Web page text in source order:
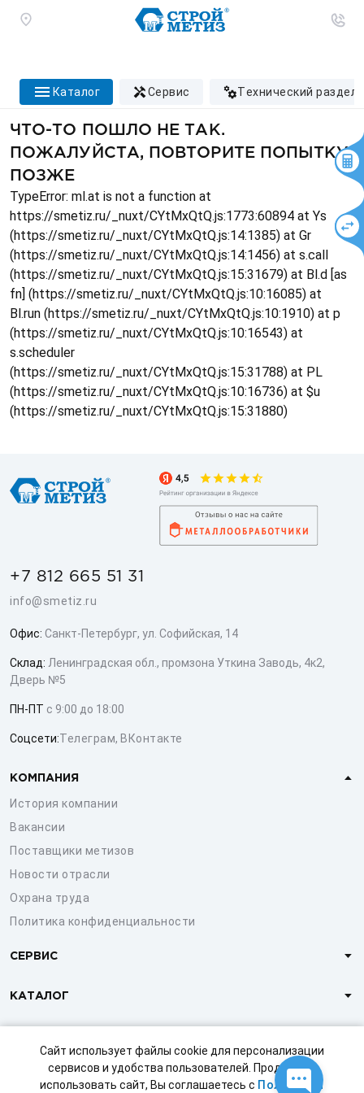
Сайт использует файлы cookie для персонализации
сервисов и удобства пользователей. Продолжая
использовать сайт, Вы соглашаетесь с Политикой
каталог сервис технический раздел
ЧТО-ТО ПОШЛО НЕ ТАК.
ПОЖАЛУЙСТА, ПОВТОРИТЕ ПОПЫТКУ
ПОЗЖЕ
TypeError: ml.at is not a function at
https://smetiz.ru/_nuxt/CYtMxQtQ.js:1773:60894 at Ys
(https://smetiz.ru/_nuxt/CYtMxQtQ.js:14:1385) at Gr
(https://smetiz.ru/_nuxt/CYtMxQtQ.js:14:1456) at s.call
(https://smetiz.ru/_nuxt/CYtMxQtQ.js:15:31679) at Bl.d [as
fn] (https://smetiz.ru/_nuxt/CYtMxQtQ.js:10:16085) at
Bl.run (https://smetiz.ru/_nuxt/CYtMxQtQ.js:10:1910) at p
(https://smetiz.ru/_nuxt/CYtMxQtQ.js:10:16543) at
s.scheduler
(https://smetiz.ru/_nuxt/CYtMxQtQ.js:15:31788) at PL
(https://smetiz.ru/_nuxt/CYtMxQtQ.js:10:16736) at $u
(https://smetiz.ru/_nuxt/CYtMxQtQ.js:15:31880)
+7 812 665 51 31
info@smetiz.ru
Офис: Санкт-Петербург, ул. Софийская, 14
Склад: Ленинградская обл., промзона Уткина Заводь, 4к2,
Дверь №5
ПН-ПТ с 9:00 до 18:00
Соцсети:Телеграм, ВКонтакте
КОМПАНИЯ
История компании
Вакансии
Поставщики метизов
Новости отрасли
Охрана труда
Политика конфиденциальности
СЕРВИС
КАТАЛОГ